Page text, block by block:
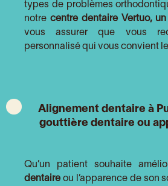
types de problèmes
notre centre dentaire Vertuo,
vous assurer que vous
personnalisé qui vous convient
Alignement dentaire à
gouttière dentaire ou
Qu’un patient souhaite
dentaire ou l’apparence de son